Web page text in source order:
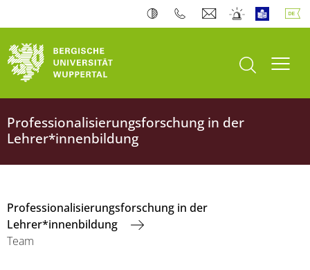
Suche öffnen
Professionalisierungsforschung in der
Lehrer*innenbildung
Professionalisierungsforschung in der
Lehrer*innenbildung
Team